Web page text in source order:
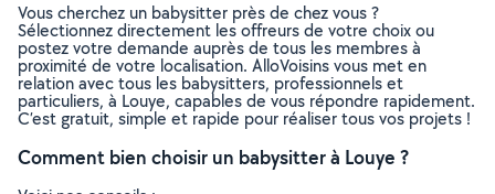
Vous cherchez un babysitter près de chez vous ?
Sélectionnez directement les offreurs de votre choix ou
postez votre demande auprès de tous les membres à
proximité de votre localisation. AlloVoisins vous met en
relation avec tous les babysitters, professionnels et
particuliers, à Louye, capables de vous répondre rapidement.
C’est gratuit, simple et rapide pour réaliser tous vos projets !
Comment bien choisir un babysitter à Louye ?